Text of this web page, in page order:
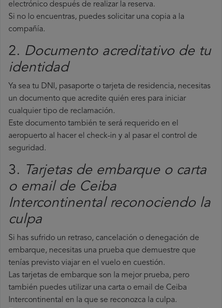
electrónico después de realizar la reserva.
Si no lo encuentras, puedes solicitar una copia a la
compañía.
2. Documento acreditativo de tu
identidad
Ya sea tu DNI, pasaporte o tarjeta de residencia, necesitas
un documento que acredite quién eres para iniciar
cualquier tipo de reclamación.
Este documento también te será requerido en el
aeropuerto al hacer el check-in y al pasar el control de
seguridad.
3.
Tarjetas de embarque o carta
o email de Ceiba
Intercontinental reconociendo la
culpa
Si has sufrido un retraso, cancelación o denegación de
embarque, necesitas una prueba que demuestre que
tenías previsto viajar en el vuelo en cuestión.
Las tarjetas de embarque son la mejor prueba, pero
también puedes utilizar una carta o email de Ceiba
Intercontinental en la que se reconozca la culpa.